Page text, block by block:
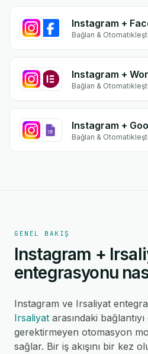
Instagram +
Bağlan &
Instagram +
Bağlan &
Bağlan &
GENEL BAKIŞ
Instagram +
entegrasyonu
Instagram ve Irsaliyat
Irsaliyat arasındaki
gerektirmeyen otomasyon
sağlar. Bir iş akışını bir kez